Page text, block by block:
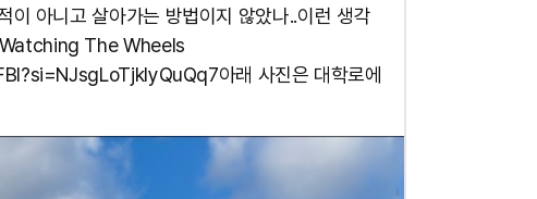
이 아니고 살아가는 방법이지 않았나..이런 생각
The Wheels
아래 사진은 대학로에